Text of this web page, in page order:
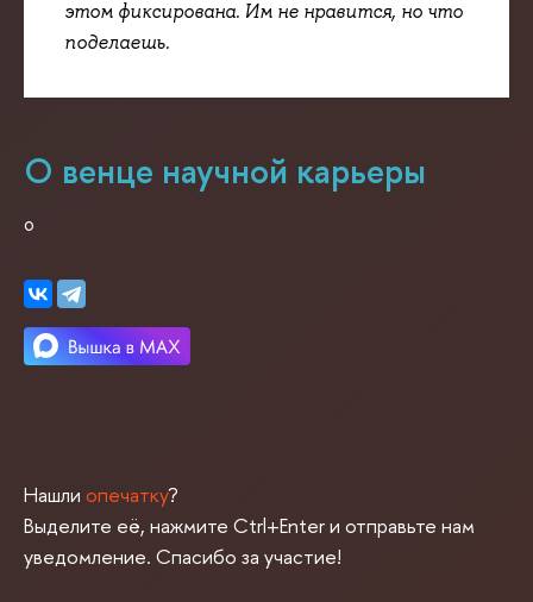
этом фиксирована. Им не нравится, но что
поделаешь.
О венце научной карьеры
о
Нашли опечатку?
Выделите её, нажмите Ctrl+Enter и отправьте нам
уведомление. Спасибо за участие!